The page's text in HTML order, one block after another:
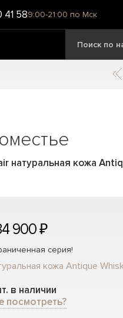
41 589:00-21:00 по Мск
натуральная кожа
900 ₽
серия!
кожа Antique
в наличии
посмотреть?